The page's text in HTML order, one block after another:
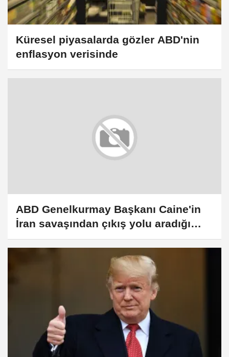
Küresel piyasalarda gözler ABD'nin
enflasyon verisinde
ABD Genelkurmay Başkanı Caine'in
İran savaşından çıkış yolu aradığı
iddia edildi